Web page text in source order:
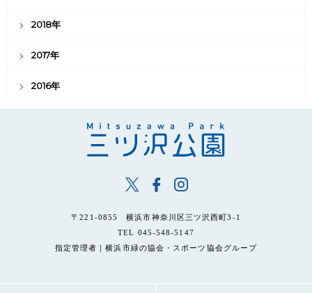
2018年
2017年
2016年
〒221-0855 横浜市神奈川区三ツ沢西町3-1
TEL 045-548-5147
指定管理者｜横浜市緑の協会・スポーツ協会グループ